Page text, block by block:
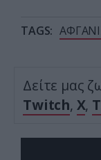
TAGS:
Δείτε μας
Twitch, X,